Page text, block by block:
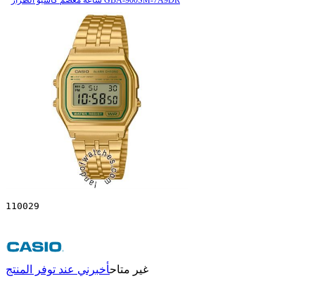
110029
غير متاحأخبرني عند توفر المنتج